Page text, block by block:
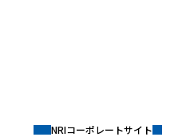
NRIコーポレートサイト